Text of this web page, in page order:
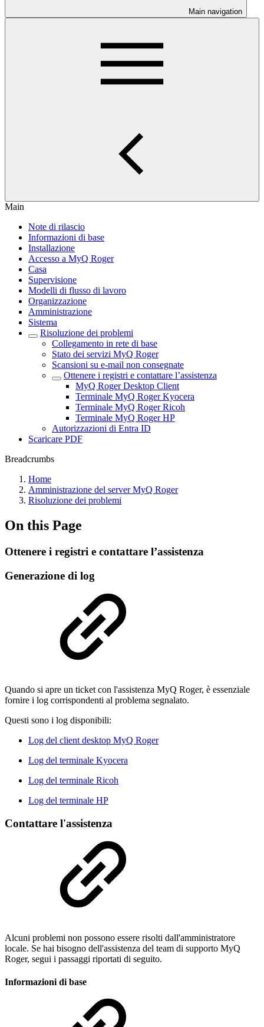
Main navigation
Main
Note di rilascio
Informazioni di base
Installazione
Accesso a MyQ Roger
Casa
Supervisione
Modelli di flusso di lavoro
Organizzazione
Amministrazione
Sistema
Risoluzione dei problemi
Collegamento in rete di base
Stato dei servizi MyQ Roger
Scansioni su e-mail non consegnate
Ottenere i registri e contattare l’assistenza
MyQ Roger Desktop Client
Terminale MyQ Roger Kyocera
Terminale MyQ Roger Ricoh
Terminale MyQ Roger HP
Autorizzazioni di Entra ID
Scaricare PDF
Breadcrumbs
Home
Amministrazione del server MyQ Roger
Risoluzione dei problemi
On this Page
Ottenere i registri e contattare l’assistenza
Generazione di log
Quando si apre un ticket con l'assistenza MyQ Roger, è essenziale
fornire i log corrispondenti al problema segnalato.
Questi sono i log disponibili:
Log del client desktop MyQ Roger
Log del terminale Kyocera
Log del terminale Ricoh
Log del terminale HP
Contattare l'assistenza
Alcuni problemi non possono essere risolti dall'amministratore
locale. Se hai bisogno dell'assistenza del team di supporto MyQ
Roger, segui i passaggi riportati di seguito.
Informazioni di base